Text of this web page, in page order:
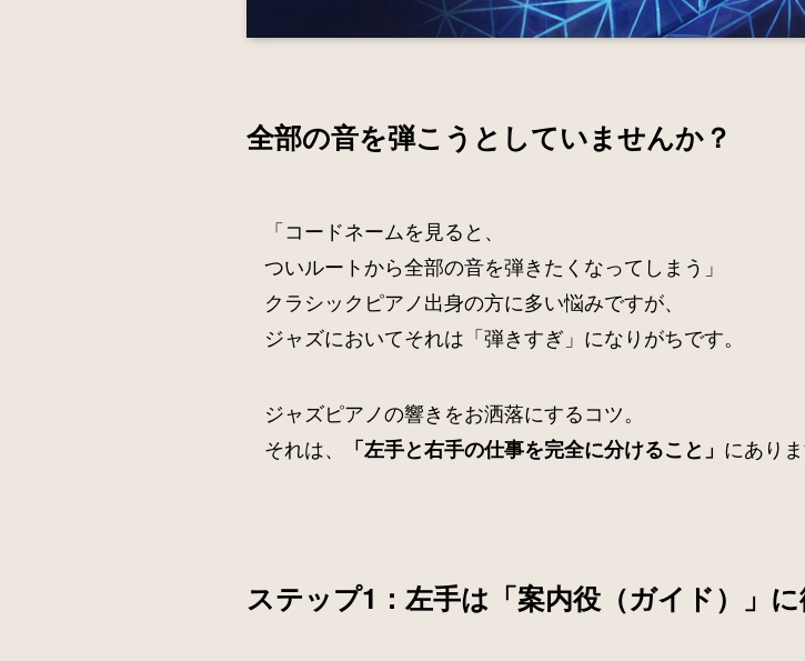
全部の音を弾こうとしていませんか？
「コードネームを見ると、
ついルートから全部の音を弾きたくなってしまう」
クラシックピアノ出身の方に多い悩みですが、
ジャズにおいてそれは「弾きすぎ」になりがちです。
ジャズピアノの響きをお洒落にするコツ。
それは、
「左手と右手の仕事を完全に分けること」 にありま
ステップ1：左手は「案内役（ガイド）」